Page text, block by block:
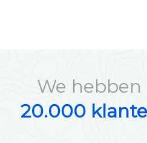
We
20.000